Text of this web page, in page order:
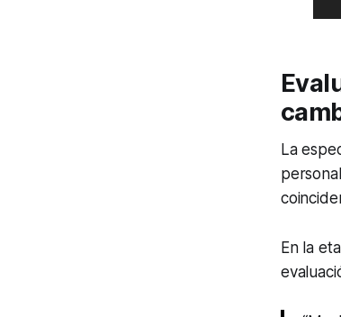
La
En la